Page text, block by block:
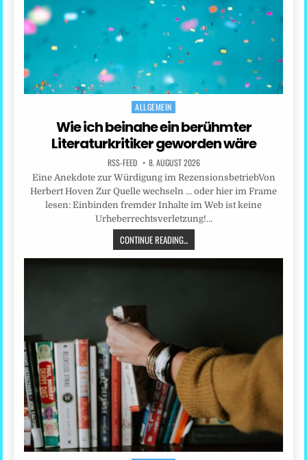
Posted
ALLGEMEIN
Wie ich beinahe ein berühmter
Literaturkritiker geworden wäre
RSS-FEED 8. AUGUST 2026
Eine Anekdote zur Würdigung im RezensionsbetriebVon
Herbert Hoven Zur Quelle wechseln … oder hier im Frame
lesen: Einbinden fremder Inhalte im Web ist keine
Urheberrechtsverletzung!…
CONTINUE READING...